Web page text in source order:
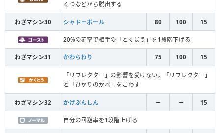
くつなどから脱出する
わざマシン30 シャドーボール 80 100 15
20%の確率で相手の「とくぼう」を1段階下げる
わざマシン31 かわらわり 75 100 15
「リフレクター」の影響を受けない。「リフレクター」
と「ひかりのかべ」をこわす
わざマシン32 かげぶんしん － － 15
自分の回避率を1段階上げる